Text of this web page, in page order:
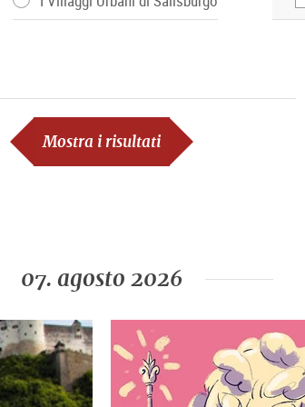
Mostra i risultati
07. agosto 2026